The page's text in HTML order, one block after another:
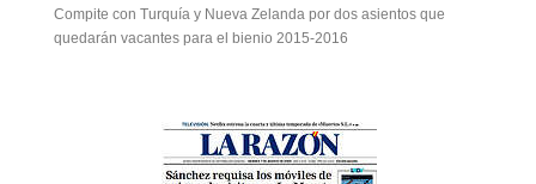
Compite con Turquía y Nueva Zelanda por dos asientos que
quedarán vacantes para el bienio 2015-2016